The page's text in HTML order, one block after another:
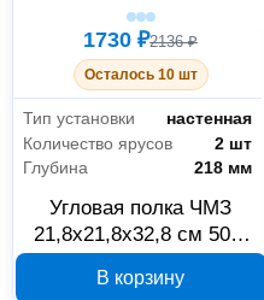
1730 ₽2136 ₽
Осталось 10 шт
Тип установки
настенная
Количество ярусов
2 шт
Глубина
218 мм
Угловая полка ЧМЗ
21,8х21,8х32,8 см 501-
В корзину